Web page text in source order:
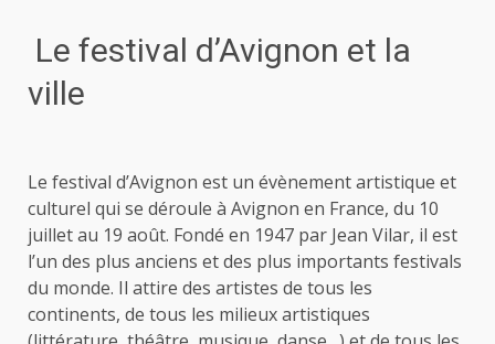
Le festival d’Avignon et la
ville
Le festival d’Avignon est un évènement artistique et
culturel qui se déroule à Avignon en France, du 10
juillet au 19 août. Fondé en 1947 par Jean Vilar, il est
l’un des plus anciens et des plus importants festivals
du monde. Il attire des artistes de tous les
continents, de tous les milieux artistiques